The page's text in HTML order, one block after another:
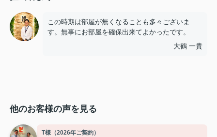
この時期は部屋が無くなることも多々ございま
す。無事にお部屋を確保出来てよかったです。
大鶴 一貴
他のお客様の声を見る
T様（2026年ご契約）